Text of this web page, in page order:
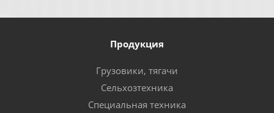
Продукция
Грузовики, тягачи
Сельхозтехника
Специальная техника